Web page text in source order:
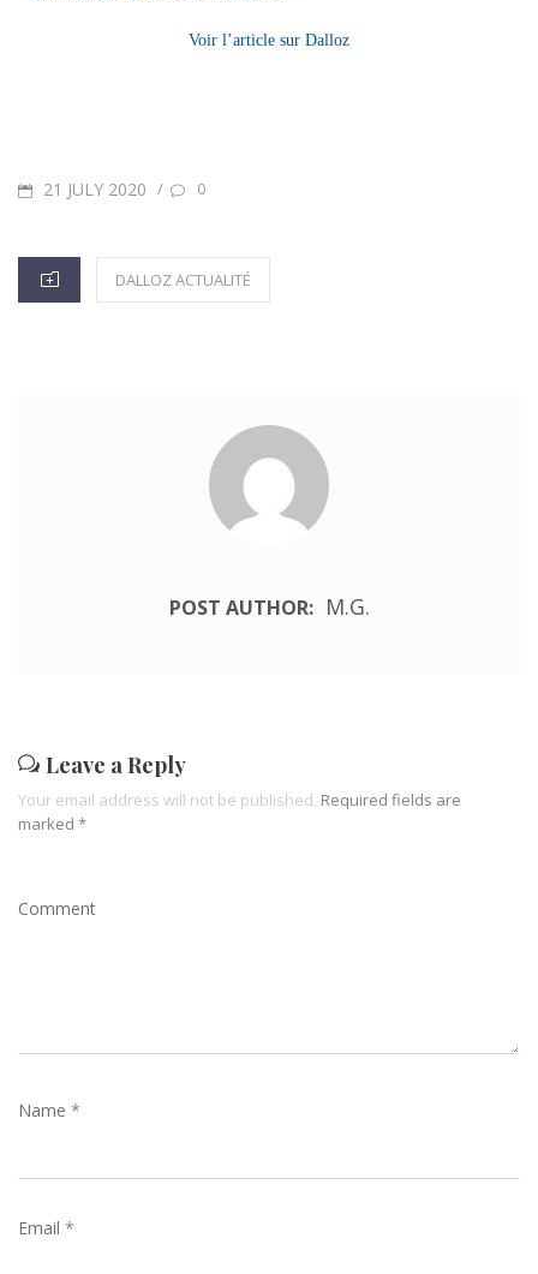
Voir l’article sur Dalloz
21 JULY 2020 / 0
DALLOZ ACTUALITÉ
POST AUTHOR: M.G.
Leave a Reply
Your email address will not be published. Required fields are
marked *
Comment
Name *
Email *